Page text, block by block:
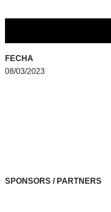
FECHA
08/03/2023
SPONSORS / PARTNERS